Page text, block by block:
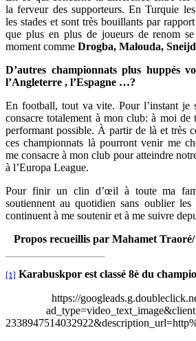
la ferveur des supporteurs. En Turquie
les stades et sont très bouillants par
que plus en plus de joueurs de renom
moment comme Drogba, Malouda,
D’autres championnats plus huppés
l’Angleterre , l’Espagne …?
En football, tout va vite. Pour l’instant je
consacre totalement à mon club: à moi de
performant possible. À partir de là et très
ces championnats là pourront venir me
me consacre à mon club pour atteindre
à l’Europa League.
Pour finir un clin d’œil à toute ma
soutiennent au quotidien sans oublier les
continuent à me soutenir et à me suivre
Propos recueillis par Mahamet
[1] Karabuskpor est classé 8è du
https://